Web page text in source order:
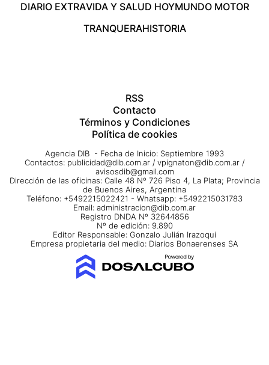
DIARIO EXTRAVIDA Y SALUD HOYMUNDO MOTOR
TRANQUERAHISTORIA
RSS
Contacto
Términos y Condiciones
Política de cookies
Agencia DIB - Fecha de Inicio: Septiembre 1993
Contactos: publicidad@dib.com.ar / vpignaton@dib.com.ar /
avisosdib@gmail.com
Dirección de las oficinas: Calle 48 Nº 726 Piso 4, La Plata; Provincia
de Buenos Aires, Argentina
Teléfono: +5492215022421 - Whatsapp: +5492215031783
Email: administracion@dib.com.ar
Registro DNDA Nº 32644856
Nº de edición: 9.890
Editor Responsable: Gonzalo Julián Irazoqui
Empresa propietaria del medio: Diarios Bonaerenses SA